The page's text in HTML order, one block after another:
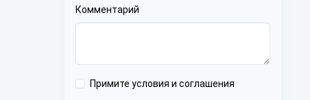
Комментарий
Примите условия и соглашения